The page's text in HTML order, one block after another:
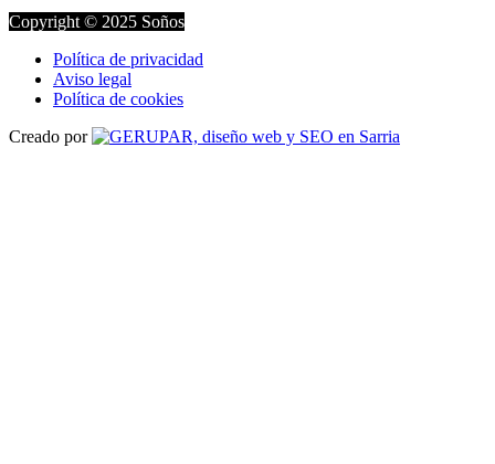
Copyright © 2025 Soños
Política de privacidad
Aviso legal
Política de cookies
Creado por